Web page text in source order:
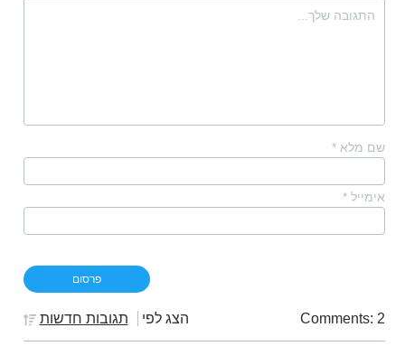
שם מלא *
אימייל *
Comments: 2 הצג לפי תגובות חדשות